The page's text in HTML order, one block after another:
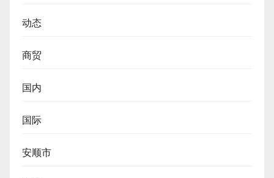
动态
商贸
国内
国际
安顺市